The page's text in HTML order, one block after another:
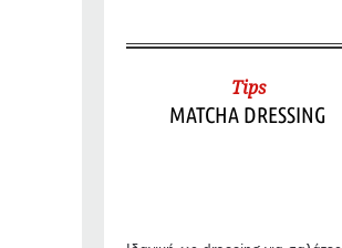
Tips
MATCHA DRESSING